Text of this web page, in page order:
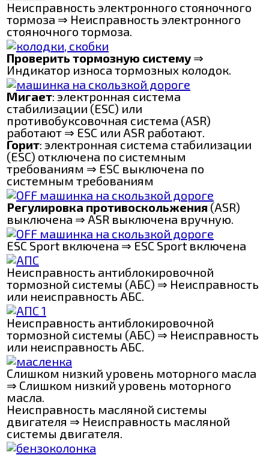
Неисправность электронного стояночного
тормоза ⇒ Неисправность электронного
стояночного тормоза.
Проверить тормозную систему ⇒
Индикатор износа тормозных колодок.
Мигает: электронная система
стабилизации (ESC) или
противобуксовочная система (ASR)
работают ⇒ ESC или ASR работают.
Горит: электронная система стабилизации
(ESC) отключена по системным
требованиям ⇒ ESC выключена по
системным требованиям
Регулировка противоскольжения (ASR)
выключена ⇒ ASR выключена вручную.
ESC Sport включена ⇒ ESC Sport включена
Неисправность антиблокировочной
тормозной системы (АБС) ⇒ Неисправность
или неисправность АБС.
Неисправность антиблокировочной
тормозной системы (АБС) ⇒ Неисправность
или неисправность АБС.
Слишком низкий уровень моторного масла
⇒ Слишком низкий уровень моторного
масла.
Неисправность масляной системы
двигателя ⇒ Неисправность масляной
системы двигателя.